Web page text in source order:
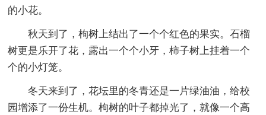
的小花。
秋天到了，枸树上结出了一个个红色的果实。石榴
树更是乐开了花，露出一个个小牙，柿子树上挂着一个
个的小灯笼。
冬天来到了，花坛里的冬青还是一片绿油油，给校
园增添了一份生机。枸树的叶子都掉光了，就像一个高